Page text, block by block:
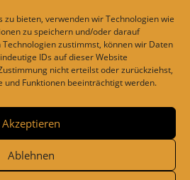
zu bieten, verwenden wir Technologien wie
zu speichern und/oder darauf
zustimmst, können wir Daten
IDs auf dieser Website
nicht erteilst oder zurückziehst,
Funktionen beeinträchtigt werden.
Akzeptieren
Ablehnen